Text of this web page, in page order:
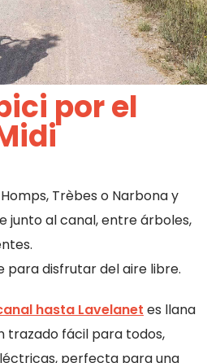
por el
Trèbes o Narbona y
junto al canal, entre árboles,
para disfrutar del aire libre.
hasta Lavelanet es llana
trazado fácil para todos,
perfecta para una